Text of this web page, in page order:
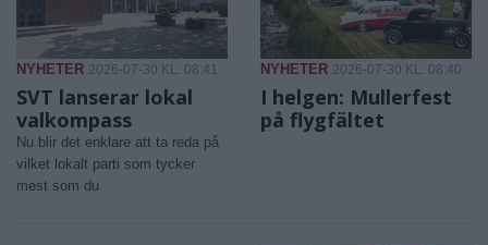
NYHETER 2026-07-30 KL. 08:41
SVT lanserar lokal
valkompass
Nu blir det enklare att ta reda på
vilket lokalt parti som tycker
mest som du
NYHETER 2026-07-30 KL. 08:40
I helgen: Mullerfest
på flygfältet